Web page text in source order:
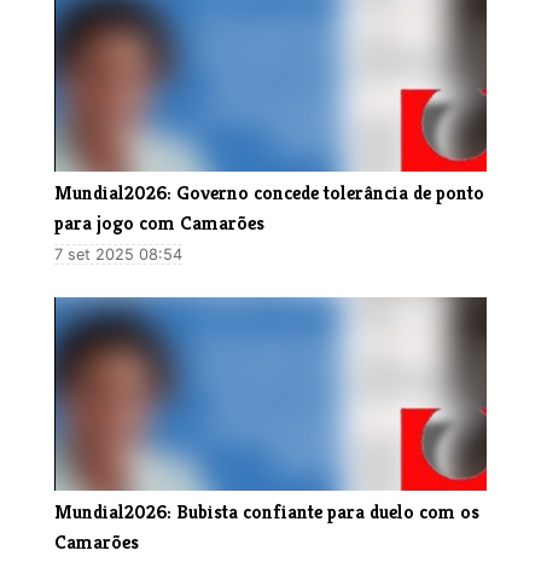
​Mundial2026: Governo concede tolerância de ponto
para jogo com Camarões
7 set 2025 08:54
​Mundial2026: Bubista confiante para duelo com os
Camarões